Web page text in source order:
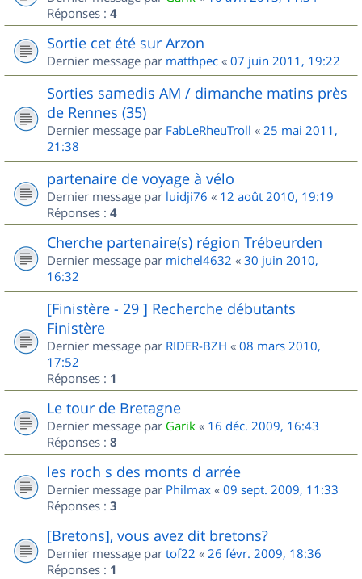
Réponses : 4
Sortie cet été sur Arzon
Dernier message par matthpec « 07 juin 2011, 19:22
Sorties samedis AM / dimanche matins près
de Rennes (35)
Dernier message par FabLeRheuTroll « 25 mai 2011,
21:38
partenaire de voyage à vélo
Dernier message par luidji76 « 12 août 2010, 19:19
Réponses : 4
Cherche partenaire(s) région Trébeurden
Dernier message par michel4632 « 30 juin 2010,
16:32
[Finistère - 29 ] Recherche débutants
Finistère
Dernier message par RIDER-BZH « 08 mars 2010,
17:52
Réponses : 1
Le tour de Bretagne
Dernier message par Garik « 16 déc. 2009, 16:43
Réponses : 8
les roch s des monts d arrée
Dernier message par Philmax « 09 sept. 2009, 11:33
Réponses : 3
[Bretons], vous avez dit bretons?
Dernier message par tof22 « 26 févr. 2009, 18:36
Réponses : 1